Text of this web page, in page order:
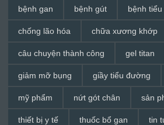
bệnh gan bệnh gút bệnh
chống lão hóa chữa xương khớp
câu chuyện thành công gel titan
giảm mỡ bụng giầy tiểu đường
mỹ phẩm nứt gót chân sản
thiết bị y tế thuốc bổ gan tin